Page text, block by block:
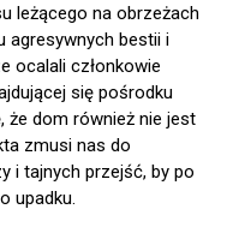
leżącego na obrzeżach
agresywnych bestii i
ocalali członkowie
się pośrodku
że dom również nie jest
zmusi nas do
i tajnych przejść, by po
upadku.